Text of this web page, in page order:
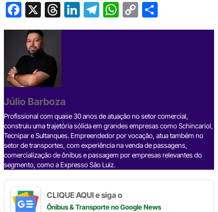
F
a
c
e
b
o
o
k
X T
hr
s
Li
n
T
el
W
h
C
o
S
h
Júlio Barboza
Profissional com quase 30 anos de atuação no setor comercial,
construiu uma trajetória sólida em grandes empresas como Schincariol,
Tecnipar e Sultanques. Empreendedor por vocação, atua também no
setor de transportes, com experiência na venda de passagens,
comercialização de ônibus e passagem por empresas relevantes do
segmento, como a Expresso São Luiz.
CLIQUE AQUI e siga o
Ônibus & Transporteno Google News